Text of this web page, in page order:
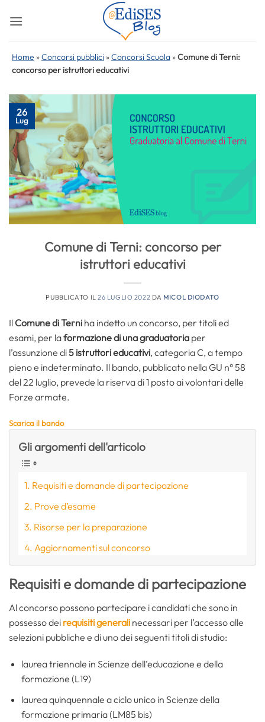
Home »Concorsi pubblici »Concorsi Scuola »Comune di Terni:
concorso per istruttori educativi
26
Lug
Comune di Terni: concorso per
istruttori educativi
PUBBLICATO IL26 LUGLIO 2022 DA MICOL DIODATO
Il Comune di Terni ha indetto un concorso, per titoli ed
esami, per laformazione di una graduatoria per
l’assunzione di5 istruttori educativi, categoria C, a tempo
pieno e indeterminato. Il bando, pubblicato nella GU n° 58
del 22 luglio, prevede la riserva di 1 posto ai volontari delle
Forze armate.
Scarica il bando
Gli argomenti dell'articolo
Requisiti e domande di partecipazione
Prove d’esame
Risorse per la preparazione
Aggiornamenti sul concorso
Requisiti e domande di partecipazione
Al concorso possono partecipare i candidati che sono in
possesso dei requisiti generali necessari per l’accesso alle
selezioni pubbliche e di uno dei seguenti titoli di studio:
laurea triennale in Scienze dell’educazione e della
formazione (L19)
laurea quinquennale a ciclo unico in Scienze della
formazione primaria (LM85 bis)